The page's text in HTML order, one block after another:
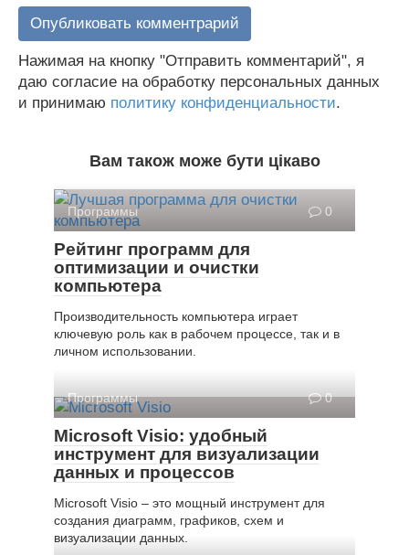
Нажимая на кнопку "Отправить комментарий", я
даю согласие на обработку персональных данных
и принимаю политику конфиденциальности.
Вам також може бути цікаво
Программы 0
Рейтинг программ для
оптимизации и очистки
компьютера
Производительность компьютера играет
ключевую роль как в рабочем процессе, так и в
личном использовании.
Программы 0
Microsoft Visio: удобный
инструмент для визуализации
данных и процессов
Microsoft Visio – это мощный инструмент для
создания диаграмм, графиков, схем и
визуализации данных.